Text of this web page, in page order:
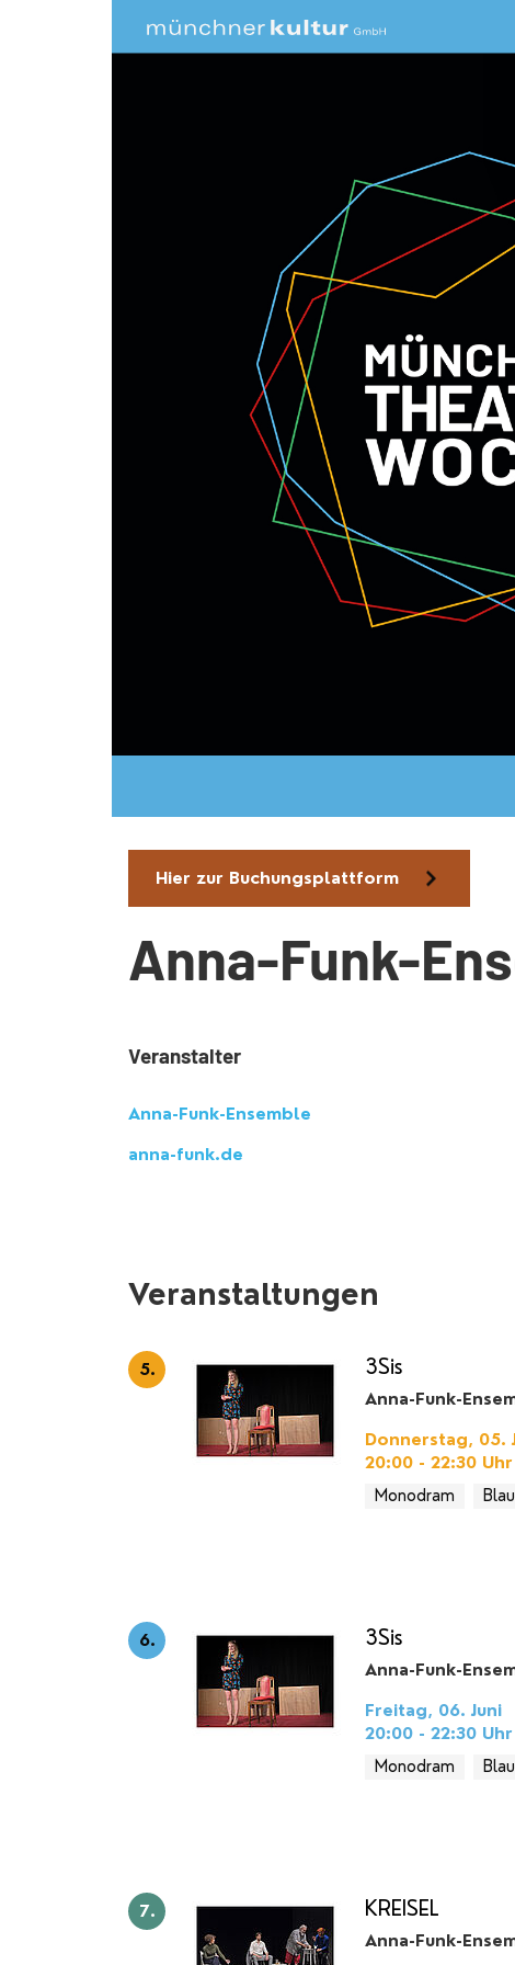
Hier zur Buchungsplattform
Anna-Funk-
Veranstalter
Anna-Funk-Ensemble
anna-funk.de
Veranstaltungen
5. 3Sis
Anna-Funk-
Donnerstag, 05.
20:00 - 22:30 Uhr
Monodram
6. 3Sis
Anna-Funk-
Freitag, 06. Juni
20:00 - 22:30 Uhr
Monodram
7. KREISEL
Anna-Funk-